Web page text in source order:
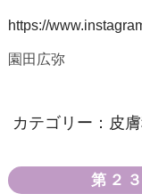
https://
園田広弥
カテゴリー： 皮
第２